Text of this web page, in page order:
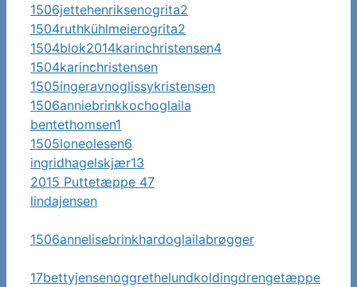
1506jettehenriksenogrita2
1504ruthkühlmeierogrita2
1504blok2014karinchristensen4
1504karinchristensen
1505ingeravnoglissykristensen
1506anniebrinkkochoglaila
bentethomsen1
1505loneolesen6
ingridhagelskjær13
2015 Puttetæppe 47
lindajensen
1506annelisebrinkhardoglailabrøgger
17bettyjensenoggrethelundkoldingdrengetæppe